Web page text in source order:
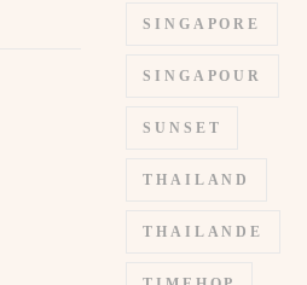
SINGAPORE
SINGAPOUR
SUNSET
THAILAND
THAILANDE